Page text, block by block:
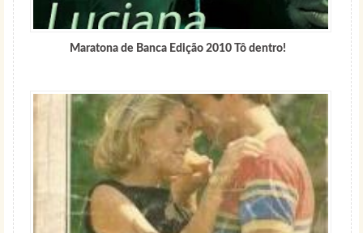
Maratona de Banca Edição 2010 Tô dentro!